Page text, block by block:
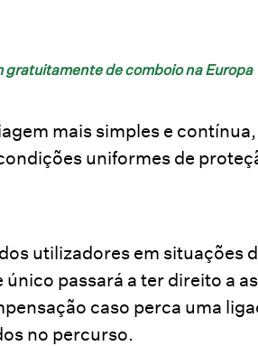
gratuitamente de comboio na Europa
mais simples e
uniformes de
utilizadores em situações
passará a ter direito a
caso perca uma
no percurso.